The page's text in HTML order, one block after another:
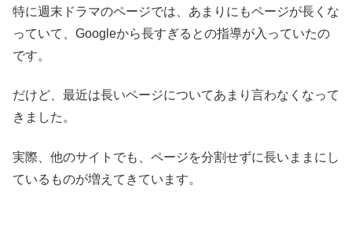
特に週末ドラマのページでは、あまりにもページが長くな
っていて、Googleから長すぎるとの指導が入っていたの
です。
だけど、最近は長いページについてあまり言わなくなって
きました。
実際、他のサイトでも、ページを分割せずに長いままにし
ているものが増えてきています。